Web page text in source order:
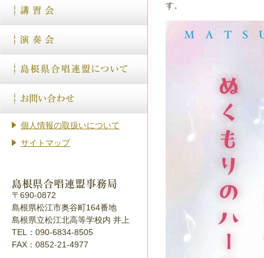
個人情報の取扱いについて
サイトマップ
〒690-0872
島根県松江市奥谷町164番地
島根県立松江北高等学校内 井上
TEL：090-6834-8505
FAX：0852-21-4977
す。